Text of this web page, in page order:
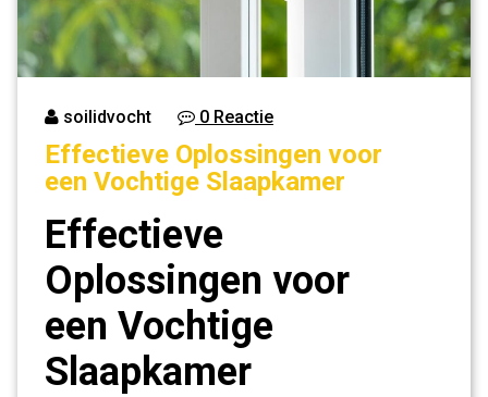
soilidvocht 0 Reactie
Effectieve Oplossingen voor
een Vochtige Slaapkamer
Effectieve
Oplossingen voor
een Vochtige
Slaapkamer